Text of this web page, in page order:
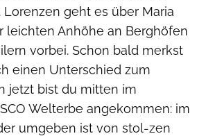
Lorenzen geht es über Maria
leichten Anhöhe an Berghöfen
vorbei. Schon bald merkst
einen Unterschied zum
jetzt bist du mitten im
Welterbe angekommen: im
umgeben ist von stol-zen